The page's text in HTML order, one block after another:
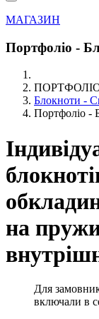
МАГАЗИН
Портфоліо -
Блокноти -
Портфоліо -
на
Для
включали в